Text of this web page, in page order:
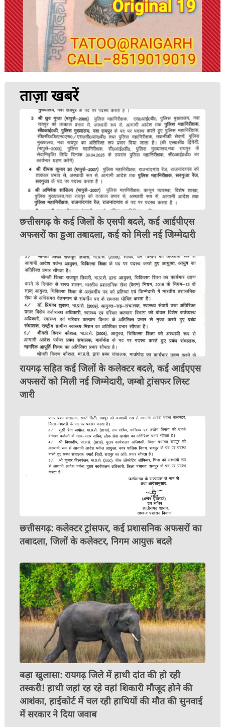
ताज़ा खबरें
छत्तीसगढ़ के कई जिलों के एसपी बदले, कई आईपीएस
अफसरों का हुआ तबादला, कई को मिली नई जिम्मेदारी
रायगढ़ सहित कई जिलों के कलेक्टर बदले, कई आईएएस
अफसरों को मिली नई जिम्मेदारी, जम्बो ट्रांसफर लिस्ट
जारी
छत्तीसगढ़: कलेक्टर ट्रांसफर, कई प्रशासनिक अफसरों का
तबादला, जिलों के कलेक्टर, निगम आयुक्त बदले
बड़ा खुलासा: रायगढ़ जिले में हाथी दांत की हो रही
तस्करी! हाथी जहां रह रहे वहां शिकारी मौजूद होने की
आशंका, हाईकोर्ट में चल रही हाथियों की मौत की सुनवाई
में सरकार ने दिया जवाब